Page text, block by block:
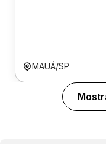
MAUÁ/SP